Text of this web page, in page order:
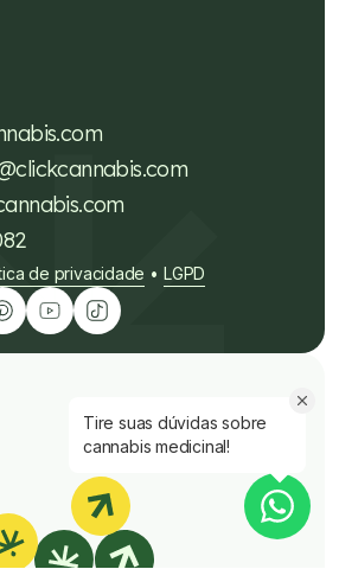
de privacidade • LGPD
Tire suas dúvidas sobre
cannabis medicinal!